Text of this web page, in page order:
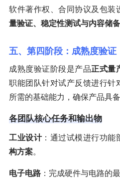
软件著作权、合同协议及包装
量验证、稳定性测试与内容储备
五、第四阶段：成熟度验证
成熟度验证阶段是产品正式量
职能团队针对试产反馈进行针
所需的基础能力，确保产品具
各团队核心任务和输出物
工业设计：通过试模进行功能
构方案。
电子电路 ：完成硬件与电路的